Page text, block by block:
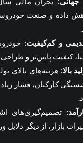
داده و صنعت
و کم‌کیفیت:
کیفیت پایین‌تر و
بالا: هزینه‌های بالای
کارکنان، فشار
: تصمیم‌گیری‌های
بازار، از دیگر